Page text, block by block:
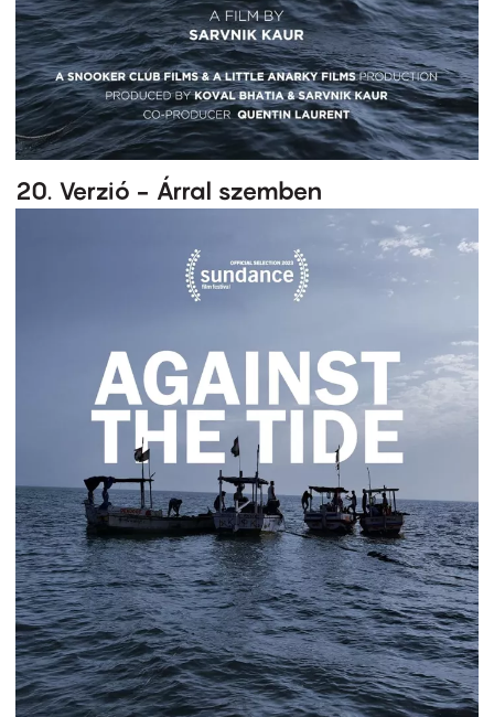
20. Verzió - Árral szemben